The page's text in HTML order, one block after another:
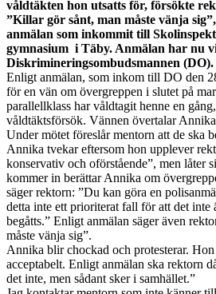
våldtäkten hon utsatts för, försökte
”Killar gör sånt, man måste vänja
anmälan som inkommit till
gymnasium i Täby. Anmälan har nu
Diskrimineringsombudsmannen (DO).
Enligt anmälan, som inkom till DO den
för en vän om övergreppen i slutet på
parallellklass har våldtagit henne en
våldtäktsförsök. Vännen övertalar
Under mötet föreslår mentorn att de ska
Annika tvekar eftersom hon upplever
konservativ och oförstående”, men låter
kommer in berättar Annika om
säger rektorn: ”Du kan göra en
detta inte ett prioriterat fall för att det inte
begåtts.” Enligt anmälan säger även
måste vänja sig”.
Annika blir chockad och protesterar.
acceptabelt. Enligt anmälan ska rektorn
det inte, men sådant sker i samhället.”